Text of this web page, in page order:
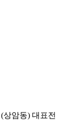
상암동) 대표전